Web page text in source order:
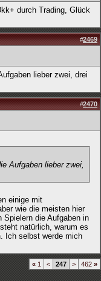
durch Trading, Glück
#2469
lieber zwei, drei
#2470
Aufgaben lieber zwei,
einige mit
wie die meisten hier
die Aufgaben in
natürlich, warum es
Ich selbst werde mich
« 1 < 247 > 462 »